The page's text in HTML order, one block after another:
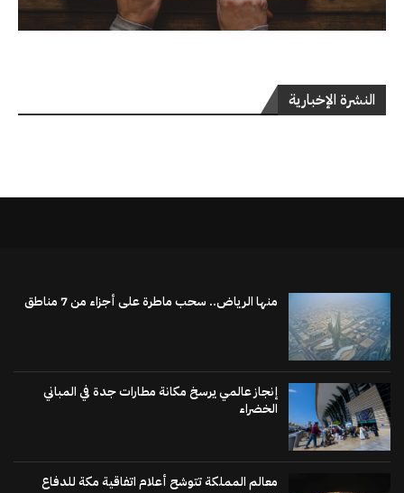
النشرة الإخبارية
منها الرياض.. سحب ماطرة على أجزاء من 7 مناطق
إنجاز عالمي يرسخ مكانة مطارات جدة في المباني
الخضراء
معالم المملكة تتوشح أعلام اتفاقية مكة للدفاع